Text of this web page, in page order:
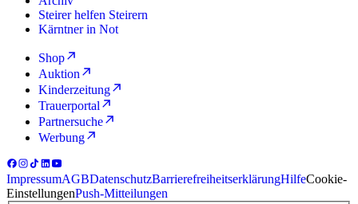
Steirer helfen Steirern
Kärntner in Not
Shop
Auktion
Kinderzeitung
Trauerportal
Partnersuche
Werbung
ImpressumAGBDatenschutzBarrierefreiheitserklärungHilfeCookie-
EinstellungenPush-Mitteilungen